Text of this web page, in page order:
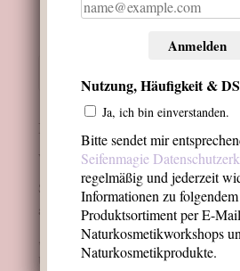
Neueste Beiträge
Warum riecht etwas eigentlich nach
Salzseife im Sommer: Warum
austrocknen
„Kühl, klar, kräutrig“ –
Überblick
Anmelden
Nutzung, Häufigkeit &
Ja, ich bin einverstanden.
Bitte sendet mir
Seifenmagie
regelmäßig und jederzeit
Informationen zu folgendem
Produktsortiment per E-
Naturkosmetikworkshops
Naturkosmetikprodukte.